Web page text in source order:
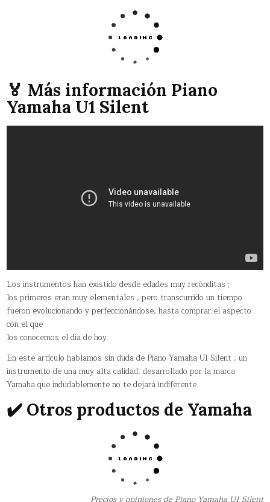
🏅 Más información Piano
Yamaha U1 Silent
Los instrumentos han existido desde edades muy recónditas ;
los primeros eran muy elementales , pero transcurrido un tiempo
fueron evolucionando y perfeccionándose, hasta comprar el aspecto
con el que
los conocemos el día de hoy.
En este artículo hablamos sin duda de Piano Yamaha U1 Silent , un
instrumento de una muy alta calidad, desarrollado por la marca
Yamaha que indudablemente no te dejará indiferente.
✔️ Otros productos de Yamaha